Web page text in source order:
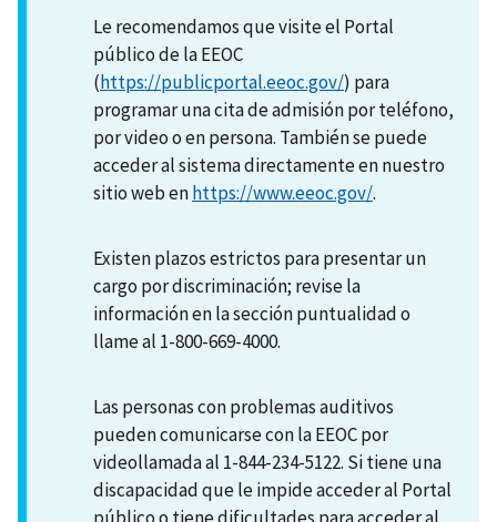
Le recomendamos que visite el Portal
público de la EEOC
(https://publicportal.eeoc.gov/) para
programar una cita de admisión por teléfono,
por video o en persona. También se puede
acceder al sistema directamente en nuestro
sitio web enhttps://www.eeoc.gov/.
Existen plazos estrictos para presentar un
cargo por discriminación; revise la
información en la sección puntualidad o
llame al 1-800-669-4000.
Las personas con problemas auditivos
pueden comunicarse con la EEOC por
videollamada al 1-844-234-5122. Si tiene una
discapacidad que le impide acceder al Portal
público o tiene dificultades para acceder al